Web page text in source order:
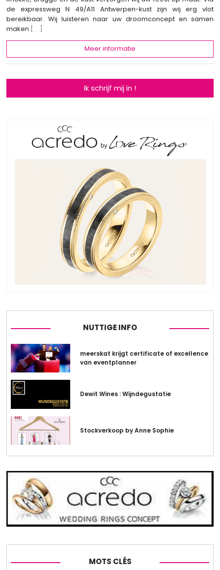
de expressweg N 49/A11 Antwerpen-kust zijn wij erg vlot
bereikbaar. Wij luisteren naar uw droomconcept en samen
maken [...]
Meer informatie
Ik schrijf mij in !
NUTTIGE INFO
meerskat krijgt certificate of excellence
van eventplanner
Dewit Wines : Wijndegustatie
Stockverkoop by Anne Sophie
MOTS CLÉS